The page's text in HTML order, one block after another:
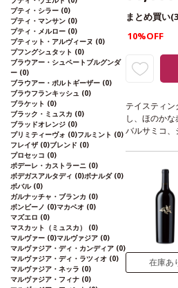
プティ・シラー (0)
プティ・マンサン (0)
プティ・メルロー (0)
プティット・アルヴィーヌ (0)
プフングシュタット (0)
ブラウアー・シュペートブルグンダ
ー (0)
ブラウアー・ポルトギーザー (0)
ブラウフランキッシュ (0)
ブラケット (0)
ブラック・ミュスカ (0)
ブラッドオレンジ (0)
プリミティーヴォ (0)フルミント (0)
フレイザ (0)ブレンド (0)
プロセッコ (0)
ポデーレ・カストラーニ (0)
ボデガスアルタディ (0)ボナルダ (0)
ボバル (0)
ガルナッチャ・ブランカ (0)
ボンビーノ (0)マカベオ (0)
マズエロ (0)
マスカット（ミュスカ） (0)
マルヴァー (0)マルヴァジア (0)
マルヴァジア・ディ・カンディア (0)
マルヴァジア・ディ・ラツィオ (0)
マルヴァジア・ネッラ (0)
マルヴァジア・フィナ (0)
まとめ買い
10%OFF
テイスティン
し、ほのかな
バルサミコ、
じ、味わい
やジビエ料
ヴェーゼ
ネ・ソーヴ
在庫切れの
合は自動的
す、ご了承く
在庫あ